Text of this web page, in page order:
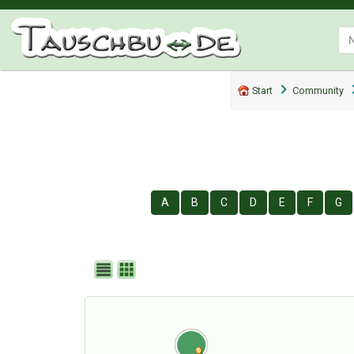
Start Community
A B C D E F G